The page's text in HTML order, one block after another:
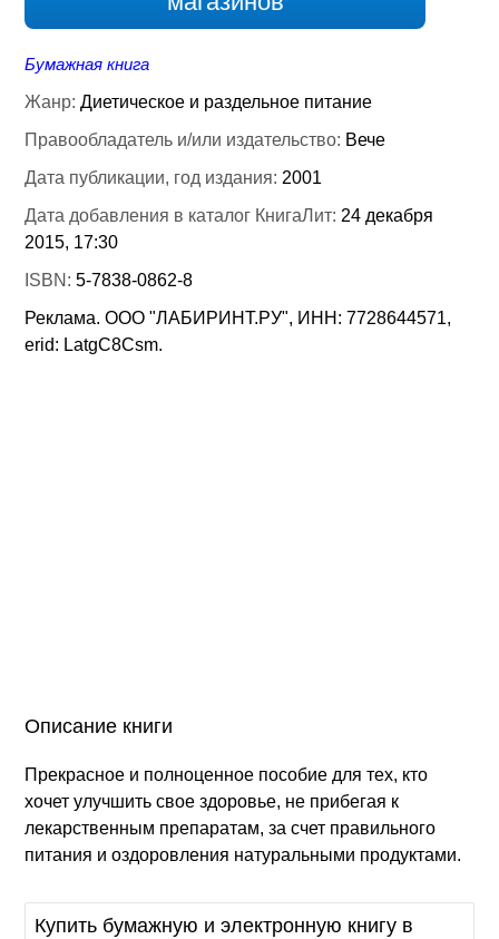
Бумажная книга
Жанр:Диетическое и раздельное питание
Правообладатель и/или издательство: Вече
Дата публикации, год издания: 2001
Дата добавления в каталог КнигаЛит: 24 декабря
2015, 17:30
ISBN:5-7838-0862-8
Реклама. ООО "ЛАБИРИНТ.РУ", ИНН: 7728644571,
erid: LatgC8Csm.
Описание книги
Прекрасное и полноценное пособие для тех, кто
хочет улучшить свое здоровье, не прибегая к
лекарственным препаратам, за счет правильного
питания и оздоровления натуральными продуктами.
Купить бумажную и электронную книгу в